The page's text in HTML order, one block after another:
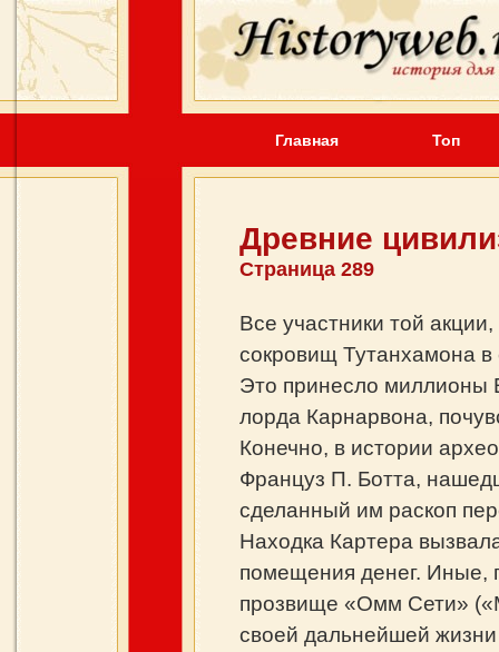
Главная Топ
Древние
Страница 289
Все участники той
сокровищ Тутанхамона
Это принесло миллионы
лорда Карнарвона,
Конечно, в истории
Француз П. Ботта,
сделанный им раскоп
Находка Картера
помещения денег. Иные,
прозвище «Омм Сети»
своей дальнейшей